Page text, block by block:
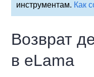
инструментам. Как
Возврат
в eLama